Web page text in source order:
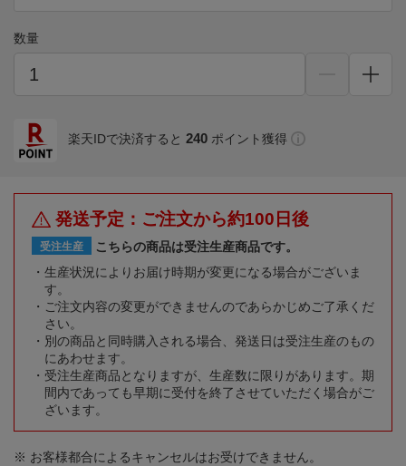
数量
楽天IDで決済すると 240 ポイント獲得
発送予定：ご注文から約100日後
受注生産
こちらの商品は受注生産商品です。
生産状況によりお届け時期が変更になる場合がございま
す。
ご注文内容の変更ができませんのであらかじめご了承くだ
さい。
別の商品と同時購入される場合、発送日は受注生産のもの
にあわせます。
受注生産商品となりますが、生産数に限りがあります。期
間内であっても早期に受付を終了させていただく場合がご
ざいます。
※ お客様都合によるキャンセルはお受けできません。